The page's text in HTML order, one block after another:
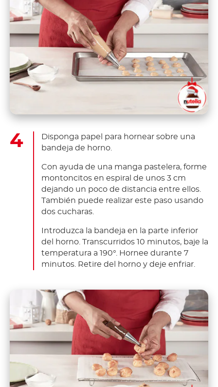
Disponga papel para hornear sobre una
bandeja de horno.
Con ayuda de una manga pastelera, forme
montoncitos en espiral de unos 3 cm
dejando un poco de distancia entre ellos.
También puede realizar este paso usando
dos cucharas.
Introduzca la bandeja en la parte inferior
del horno. Transcurridos 10 minutos, baje la
temperatura a 190°. Hornee durante 7
minutos. Retire del horno y deje enfriar.